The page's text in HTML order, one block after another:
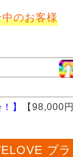
のお客様
】
【98,000円
プラ